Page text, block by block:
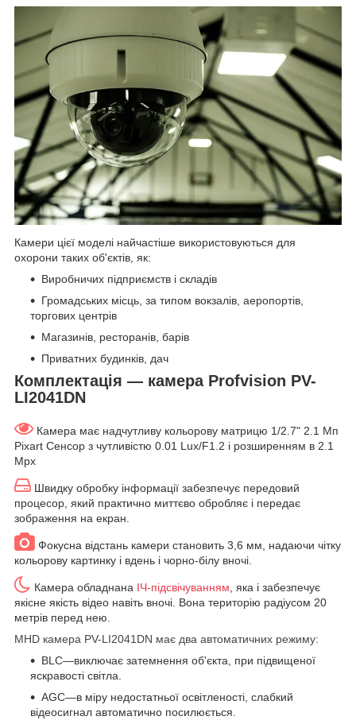
Камери цієї моделі найчастіше використовуються для
охорони таких об'єктів, як:
Виробничих підприємств і складів
Громадських місць, за типом вокзалів, аеропортів,
торгових центрів
Магазинів, ресторанів, барів
Приватних будинків, дач
Комплектація — камера Profvision PV-
LI2041DN
Камера має надчутливу кольорову матрицю 1/2.7" 2.1 Мп
Pixart Сенсор з чутливістю 0.01 Lux/F1.2 і розширенням в 2.1
Мрх
Швидку обробку інформації забезпечує передовий
процесор, який практично миттєво обробляє і передає
зображення на екран.
Фокусна відстань камери становить 3,6 мм, надаючи чітку
кольорову картинку і вдень і чорно-білу вночі.
Камера обладнана ІЧ-підсвічуванням, яка і забезпечує
якісне якість відео навіть вночі. Вона територію радіусом 20
метрів перед нею.
MHD камера PV-LI2041DN має два автоматичних режиму:
BLC—виключає затемнення об'єкта, при підвищеної
яскравості світла.
AGC—в міру недостатньої освітленості, слабкий
відеосигнал автоматично посилюється.